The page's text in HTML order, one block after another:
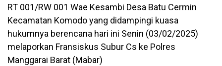
RT 001/RW 001 Wae Kesambi Desa Batu Cermin
Kecamatan Komodo yang didampingi kuasa
hukumnya berencana hari ini Senin (03/02/2025)
melaporkan Fransiskus Subur Cs ke Polres
Manggarai Barat (Mabar)